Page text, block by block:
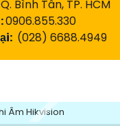
Bình Tân, TP. HCM
0906.855.330
(028) 6688.4949
Âm Hikvision